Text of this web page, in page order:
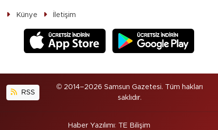
Künye İletişim
RSS
© 2014–2026 Samsun Gazetesi. Tüm hakları
saklıdır.
Haber Yazılımı: TE Bilişim